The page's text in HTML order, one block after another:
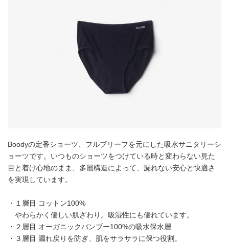
Boodyの定番ショーツ、フルブリーフを元にした吸水サニタリーシ
ョーツです。いつものショーツをつけている時と変わらない見た
目と着け心地のまま、多層構造によって、漏れない安心と快適さ
を実現しています。
・１層目 コットン100%
やわらかく優しい肌ざわり。吸湿性にも優れています。
・２層目 オーガニックバンブー100%の吸水保水層
・３層目 漏れ戻りを防ぎ、肌をサラサラに保つ役割。